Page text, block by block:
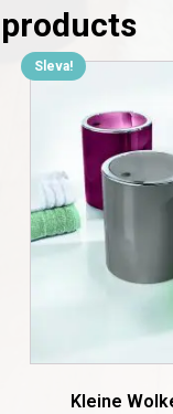
Sleva!
Kleine
This
multiple
variants.
The
options
may